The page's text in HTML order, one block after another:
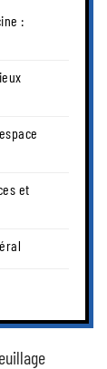
:
et